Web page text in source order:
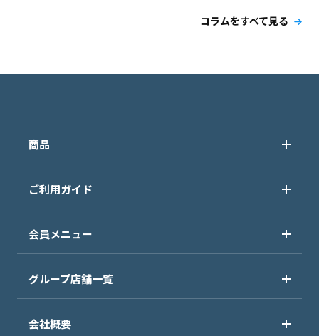
コラムをすべて見る
商品
ご利用ガイド
会員メニュー
グループ店舗一覧
会社概要